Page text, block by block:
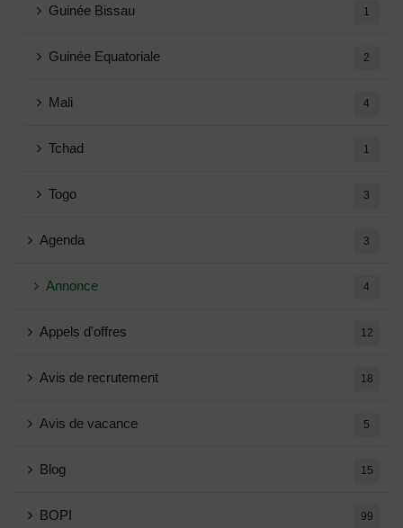
Guinée Bissau 1
Guinée Equatoriale 2
Mali 4
Tchad 1
Togo 3
Agenda 3
Annonce 4
Appels d'offres 12
Avis de recrutement 18
Avis de vacance 5
Blog 15
BOPI 99